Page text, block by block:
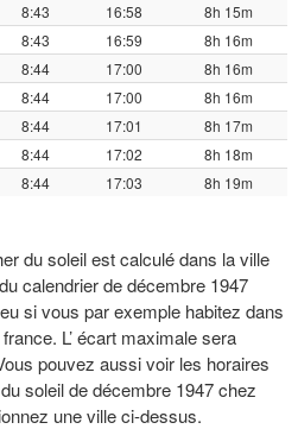
8:43 16:58
8h 15m
8:43 16:59
8h 16m
8:44 17:00
8h 16m
8:44 17:00
8h 16m
8:44 17:01
8h 17m
8:44 17:02
8h 18m
8:44 17:03 8h 19m
du soleil est calculé dans la ville
calendrier de décembre 1947
si vous par exemple habitez dans
france. L’ écart maximale sera
pouvez aussi voir les horaires
soleil de décembre 1947 chez
une ville ci-dessus.